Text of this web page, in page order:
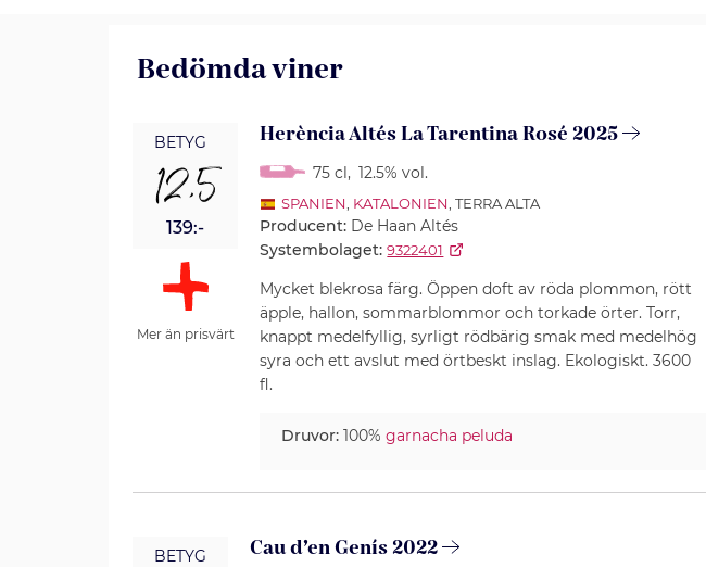
Bedömda viner
BETYG
12,5
139:-
Mer än prisvärt
Herència Altés La Tarentina Rosé 2025
75 cl, 12.5% vol.
SPANIEN KATALONIEN , TERRA ALTA
Producent: De Haan Altés
Systembolaget: 9322401
Mycket blekrosa färg. Öppen doft av röda plommon, rött
äpple, hallon, sommarblommor och torkade örter. Torr,
knappt medelfyllig, syrligt rödbärig smak med medelhög
syra och ett avslut med örtbeskt inslag. Ekologiskt. 3600
fl.
Druvor: 100%garnacha peluda
BETYG Cau d’en Genís 2022